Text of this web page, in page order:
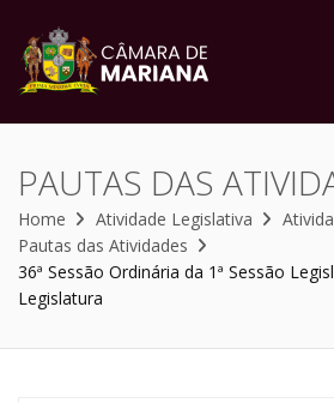
PAUTAS DAS
Home Atividade Legislativa
Pautas das Atividades
36ª Sessão Ordinária da 1ª Sessão
Legislatura